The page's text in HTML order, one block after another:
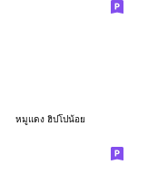
หมูแดง ฮิปโปน้อย